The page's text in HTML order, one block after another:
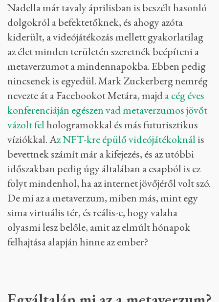
Nadella már tavaly áprilisban is beszélt hasonló
dolgokról a befektetőknek, és ahogy azóta
kiderült, a videójátékozás mellett gyakorlatilag
az élet minden területén szeretnék beépíteni a
metaverzumot a mindennapokba. Ebben pedig
nincsenek is egyedül. Mark Zuckerberg nemrég
nevezte át a Facebookot Metára, majda cég éves
konferenciáján egészen vad metaverzumos jövőt
vázolt felhologramokkal és más futurisztikus
víziókkal. Az NFT-kre épülő videójátékoknál is
bevettnek számít már a kifejezés, és az utóbbi
időszakban pedig úgy általában a csapból is ez
folyt mindenhol, ha az internet jövőjéről volt szó.
De mi az a metaverzum, miben más, mint egy
sima virtuális tér, és reális-e, hogy valaha
olyasmi lesz belőle, amit az elmúlt hónapok
felhajtása alapján hinne az ember?